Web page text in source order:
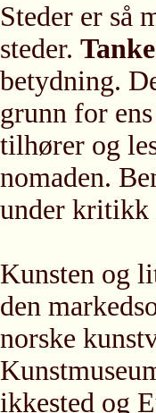
Steder er så
steder.
betydning.
grunn for
tilhører og
nomaden.
under kritikk
Kunsten og
den
norske
ikkested og